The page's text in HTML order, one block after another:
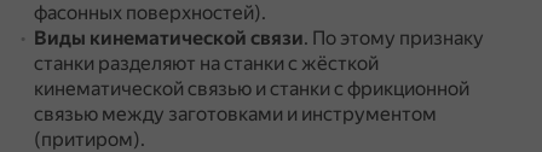
фасонных поверхностей).
Виды кинематической связи. По этому признаку
станки разделяют на станки с жёсткой
кинематической связью и станки с фрикционной
связью между заготовками и инструментом
(притиром).